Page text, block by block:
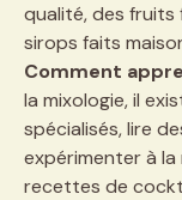
qualité, des fruits
sirops faits
Comment
la mixologie, il
spécialisés, lire
expérimenter à
recettes de